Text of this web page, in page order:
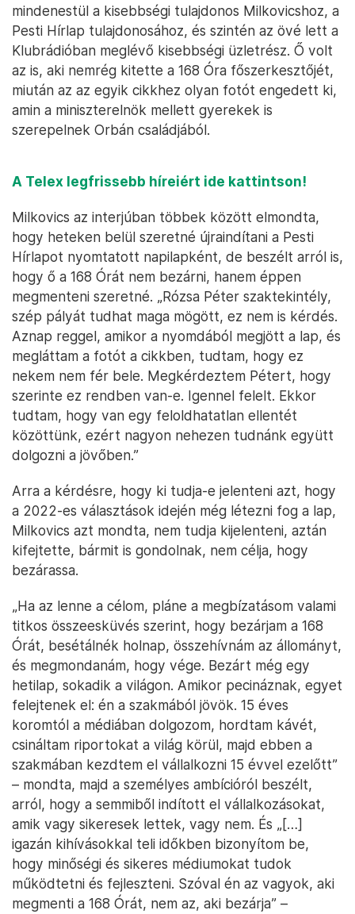
mindenestül a kisebbségi tulajdonos Milkovicshoz, a
Pesti Hírlap tulajdonosához, és szintén az övé lett a
Klubrádióban meglévő kisebbségi üzletrész. Ő volt
az is, aki nemrég kitette a 168 Óra főszerkesztőjét,
miután az az egyik cikkhez olyan fotót engedett ki,
amin a miniszterelnök mellett gyerekek is
szerepelnek Orbán családjából.
A Telex legfrissebb híreiért ide kattintson!
Milkovics az interjúban többek között elmondta,
hogy heteken belül szeretné újraindítani a Pesti
Hírlapot nyomtatott napilapként, de beszélt arról is,
hogy ő a 168 Órát nem bezárni, hanem éppen
megmenteni szeretné. „Rózsa Péter szaktekintély,
szép pályát tudhat maga mögött, ez nem is kérdés.
Aznap reggel, amikor a nyomdából megjött a lap, és
megláttam a fotót a cikkben, tudtam, hogy ez
nekem nem fér bele. Megkérdeztem Pétert, hogy
szerinte ez rendben van-e. Igennel felelt. Ekkor
tudtam, hogy van egy feloldhatatlan ellentét
közöttünk, ezért nagyon nehezen tudnánk együtt
dolgozni a jövőben.”
Arra a kérdésre, hogy ki tudja-e jelenteni azt, hogy
a 2022-es választások idején még létezni fog a lap,
Milkovics azt mondta, nem tudja kijelenteni, aztán
kifejtette, bármit is gondolnak, nem célja, hogy
bezárassa.
„Ha az lenne a célom, pláne a megbízatásom valami
titkos összeesküvés szerint, hogy bezárjam a 168
Órát, besétálnék holnap, összehívnám az állományt,
és megmondanám, hogy vége. Bezárt még egy
hetilap, sokadik a világon. Amikor pecináznak, egyet
felejtenek el: én a szakmából jövök. 15 éves
koromtól a médiában dolgozom, hordtam kávét,
csináltam riportokat a világ körül, majd ebben a
szakmában kezdtem el vállalkozni 15 évvel ezelőtt”
– mondta, majd a személyes ambícióról beszélt,
arról, hogy a semmiből indított el vállalkozásokat,
amik vagy sikeresek lettek, vagy nem. És „[…]
igazán kihívásokkal teli időkben bizonyítom be,
hogy minőségi és sikeres médiumokat tudok
működtetni és fejleszteni. Szóval én az vagyok, aki
megmenti a 168 Órát, nem az, aki bezárja” –